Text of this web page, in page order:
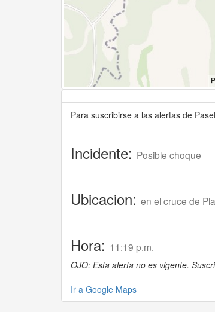
Para suscribirse a las alertas de
Incidente: Posible choque
Ubicacion: en el cruce de
Hora: 11:19 p.m.
OJO: Esta alerta no es vigente.
Ir a Google Maps